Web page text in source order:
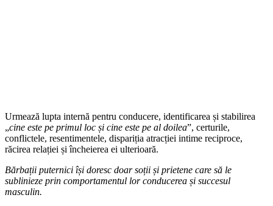
Urmează lupta internă pentru conducere, identificarea și stabilirea
„cine este pe primul loc și cine este pe al doilea”, certurile,
conflictele, resentimentele, dispariția atracției intime reciproce,
răcirea relației și încheierea ei ulterioară.
Bărbații puternici își doresc doar soții și prietene care să le
sublinieze prin comportamentul lor conducerea și succesul
masculin.